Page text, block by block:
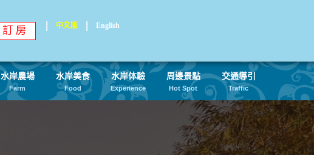
中文版 English
水岸農場
Farm
水岸美食
Food
水岸体驗
Experience
周邊景點
Hot Spot
交通導引
Traffic